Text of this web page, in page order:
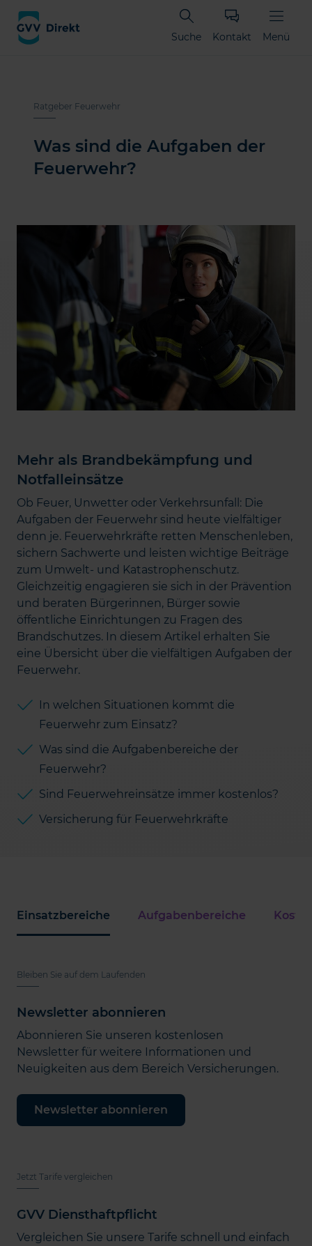
Suche Kontakt Menü
Ratgeber Feuerwehr
Was sind die Aufgaben der
Feuerwehr?
Mehr als Brandbekämpfung und
Notfalleinsätze
Ob Feuer, Unwetter oder Verkehrsunfall: Die
Aufgaben der Feuerwehr sind heute vielfältiger
denn je. Feuerwehrkräfte retten Menschenleben,
sichern Sachwerte und leisten wichtige Beiträge
zum Umwelt- und Katastrophenschutz.
Gleichzeitig engagieren sie sich in der Prävention
und beraten Bürgerinnen, Bürger sowie
öffentliche Einrichtungen zu Fragen des
Brandschutzes. In diesem Artikel erhalten Sie
eine Übersicht über die vielfältigen Aufgaben der
Feuerwehr.
In welchen Situationen kommt die
Feuerwehr zum Einsatz?
Was sind die Aufgabenbereiche der
Feuerwehr?
Sind Feuerwehreinsätze immer kostenlos?
Versicherung für Feuerwehrkräfte
Einsatzbereiche Aufgabenbereiche
Bleiben Sie auf dem Laufenden
Newsletter abonnieren
Abonnieren Sie unseren kostenlosen
Newsletter für weitere Informationen und
Neuigkeiten aus dem Bereich Versicherungen.
Newsletter abonnieren
Jetzt Tarife vergleichen
GVV Diensthaftpflicht
Vergleichen Sie unsere Tarife schnell und einfach